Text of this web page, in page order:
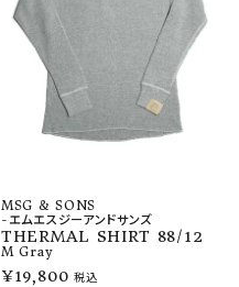
MSG & SONS
-エムエスジーアンドサンズ
THERMAL SHIRT 88/12
M Gray
¥19,800 税込